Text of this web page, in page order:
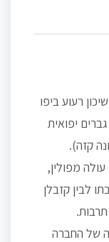
רעוע ביפו
יפואית
קזה).
מפולין,
לבין קזבלן
של החברה